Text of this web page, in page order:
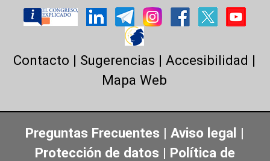
Contacto | Sugerencias |Accesibilidad |
Mapa Web
Preguntas Frecuentes | Aviso legal |
Protección de datos | Política de